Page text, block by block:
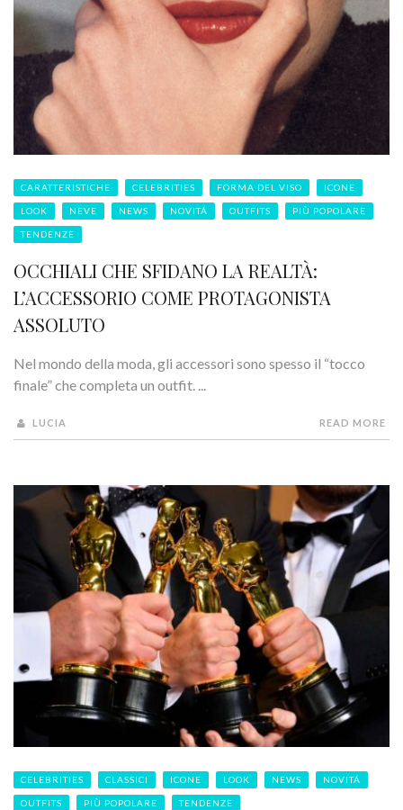
CARATTERISTICHE CELEBRITIES FORMA DEL VISO ICONE
LOOK NEVE NEWS NOVITÁ OUTFITS PIÙ POPOLARE
TENDENZE
OCCHIALI CHE SFIDANO LA REALTÀ:
L’ACCESSORIO COME PROTAGONISTA
ASSOLUTO
Nel mondo della moda, gli accessori sono spesso il “tocco
finale” che completa un outfit. ...
LUCIA READ MORE
CELEBRITIES CLASSICI ICONE LOOK NEWS NOVITÁ
OUTFITS PIÙ POPOLARE TENDENZE